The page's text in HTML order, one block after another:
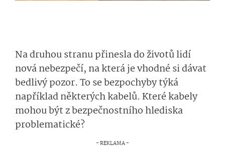
Na druhou stranu přinesla do životů lidí
nová nebezpečí, na která je vhodné si dávat
bedlivý pozor. To se bezpochyby týká
například některých kabelů. Které kabely
mohou být z bezpečnostního hlediska
problematické?